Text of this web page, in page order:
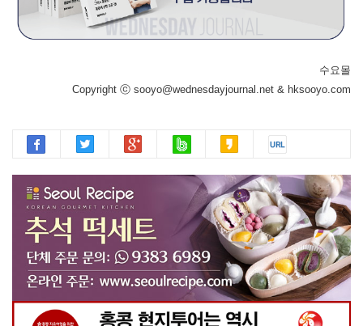
수요몰
Copyright ⓒ sooyo@wednesdayjournal.net & hksooyo.com